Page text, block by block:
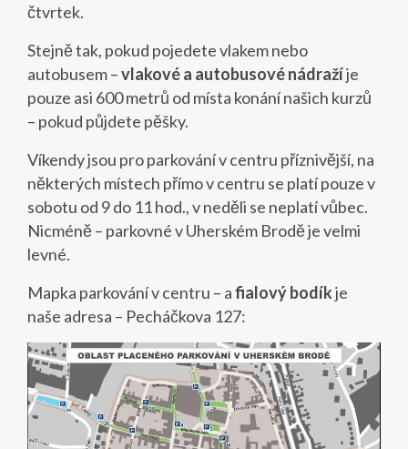
čtvrtek.
Stejně tak, pokud pojedete vlakem nebo
autobusem –vlakové a autobusové nádražíje
pouze asi 600 metrů od místa konání našich kurzů
– pokud půjdete pěšky.
Víkendy jsou pro parkování v centru příznivější, na
některých místech přímo v centru se platí pouze v
sobotu od 9 do 11 hod., v neděli se neplatí vůbec.
Nicméně – parkovné v Uherském Brodě je velmi
levné.
Mapka parkování v centru – afialový bodíkje
naše adresa – Pecháčkova 127: